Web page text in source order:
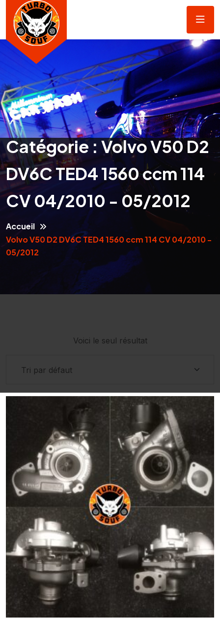
Catégorie : Volvo V50 D2
DV6C TED4 1560 ccm 114
CV 04/2010 - 05/2012
Accueil
Volvo V50 D2 DV6C TED4 1560 ccm 114 CV 04/2010 -
05/2012
Voici le seul résultat